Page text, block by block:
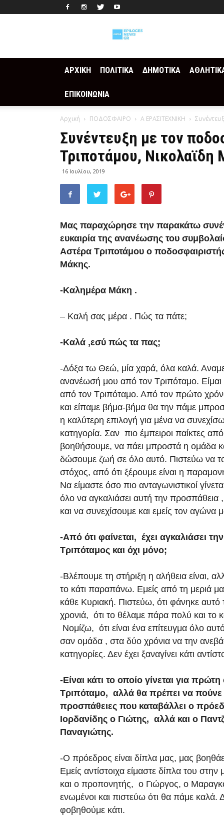
ΑΡΧΙΚΗ ΠΟΛΙΤΙΚΑ ΔΗΜΟΤΙΚΑ
ΕΠΙΚΟΙΝΩΝΙΑ
Αρχική ΠΟΔΟΣΦΑΙΡΟ Α ΕΡΑΣΙΤΕΧΝΙΚΗ
Συνέντευξη με τον
Τριποτάμου, Νικολαϊδη
16 Ιουλίου, 2019
Μας παραχώρησε την παρακάτω
ευκαιρία της ανανέωσης του
Αστέρα Τριποτάμου ο
Μάκης.
-Καλημέρα Μάκη .
– Καλή σας μέρα . Πώς τα πάτε;
-Καλά ,εσύ πώς τα πας;
-Δόξα τω Θεώ, μία χαρά, όλα καλά.
ανανέωσή μου από τον Τριπόταμο.
από τον Τριπόταμο. Από τον πρώτο
και είπαμε βήμα-βήμα θα την πάμε
η καλύτερη επιλογή για μένα να
κατηγορία. Σαν πιο έμπειροι παίκτες
βοηθήσουμε, να πάει μπροστά η ομάδα
δώσουμε ζωή σε όλο αυτό. Πιστεύω να
στόχος, από ότι ξέρουμε είναι η
Να είμαστε όσο πιο ανταγωνιστικοί
όλο να αγκαλιάσει αυτή την προσπάθεια
και να συνεχίσουμε και εμείς τον αγώνα
-Από ότι φαίνεται, έχει αγκαλιάσει
Τριπόταμος και όχι μόνο;
-Βλέπουμε τη στήριξη η αλήθεια είναι,
το κάτι παραπάνω. Εμείς από τη μεριά
κάθε Κυριακή. Πιστεύω, ότι φάνηκε
χρονιά, ότι το θέλαμε πάρα πολύ και το
Νομίζω, ότι είναι ένα επίτευγμα όλο
σαν ομάδα , στα δύο χρόνια να την
κατηγορίες. Δεν έχει ξαναγίνει κάτι
-Είναι κάτι το οποίο γίνεται για
Τριπόταμο, αλλά θα πρέπει να πούνε
προσπάθειες που καταβάλλει ο
Ιορδανίδης ο Γιώτης, αλλά και ο
Παναγιώτης.
-Ο πρόεδρος είναι δίπλα μας, μας
Εμείς αντίστοιχα είμαστε δίπλα του
και ο προπονητής, ο Γιώργος, ο
ενωμένοι και πιστεύω ότι θα πάμε καλά.
φοβηθούμε κάτι.